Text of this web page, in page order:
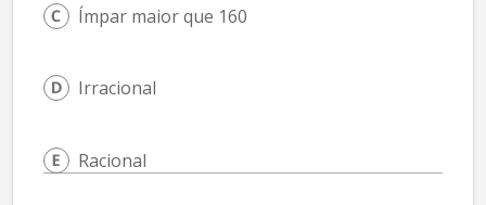
Ímpar maior que 160
Irracional
Racional